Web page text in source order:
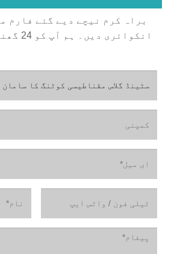
براہ کرم نیچے دیے گئے فارم